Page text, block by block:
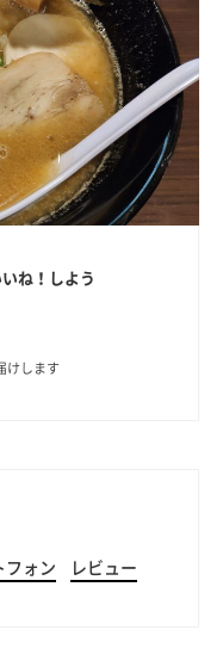
ね！しよう
けします
フォン レビュー